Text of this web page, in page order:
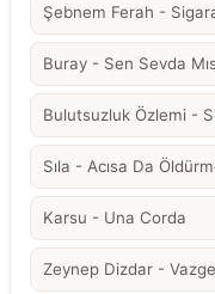
Şebnem Ferah -
Buray - Sen Sevda
Bulutsuzluk Özlemi -
Sıla - Acısa Da
Karsu - Una Corda
Zeynep Dizdar -